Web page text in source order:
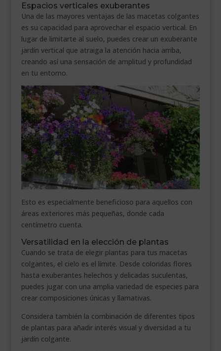
Espacios verticales exuberantes
Una de las mayores ventajas de las macetas colgantes
es su capacidad para aprovechar el espacio vertical. En
lugar de limitarte al suelo, puedes crear un exuberante
jardín vertical que atraiga la atención hacia arriba,
creando así una sensación de amplitud y profundidad
en tu entorno.
Esto es especialmente beneficioso para aquellos con
áreas exteriores más pequeñas, donde cada
centímetro cuenta.
Versatilidad en la elección de plantas
Cuando se trata de elegir plantas para tus macetas
colgantes, el cielo es el límite. Desde coloridas flores
hasta exuberantes helechos y delicadas suculentas,
puedes jugar con una amplia variedad de especies para
crear composiciones únicas y llamativas.
Considera también la combinación de diferentes tipos
de plantas para añadir interés visual y diversidad a tu
jardín colgante.